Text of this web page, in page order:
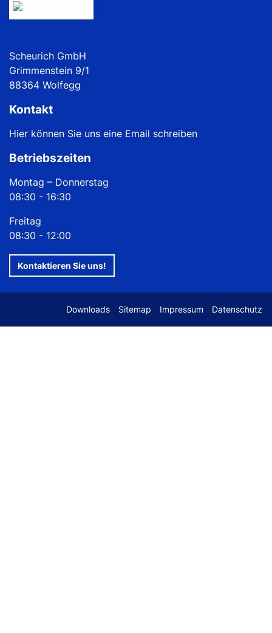
Scheurich GmbH
Grimmenstein 9/1
88364 Wolfegg
Kontakt
Hier können Sie uns eine Email schreiben
Betriebszeiten
Montag – Donnerstag
08:30 - 16:30
Freitag
08:30 - 12:00
Kontaktieren Sie uns!
Downloads Sitemap Impressum Datenschutz